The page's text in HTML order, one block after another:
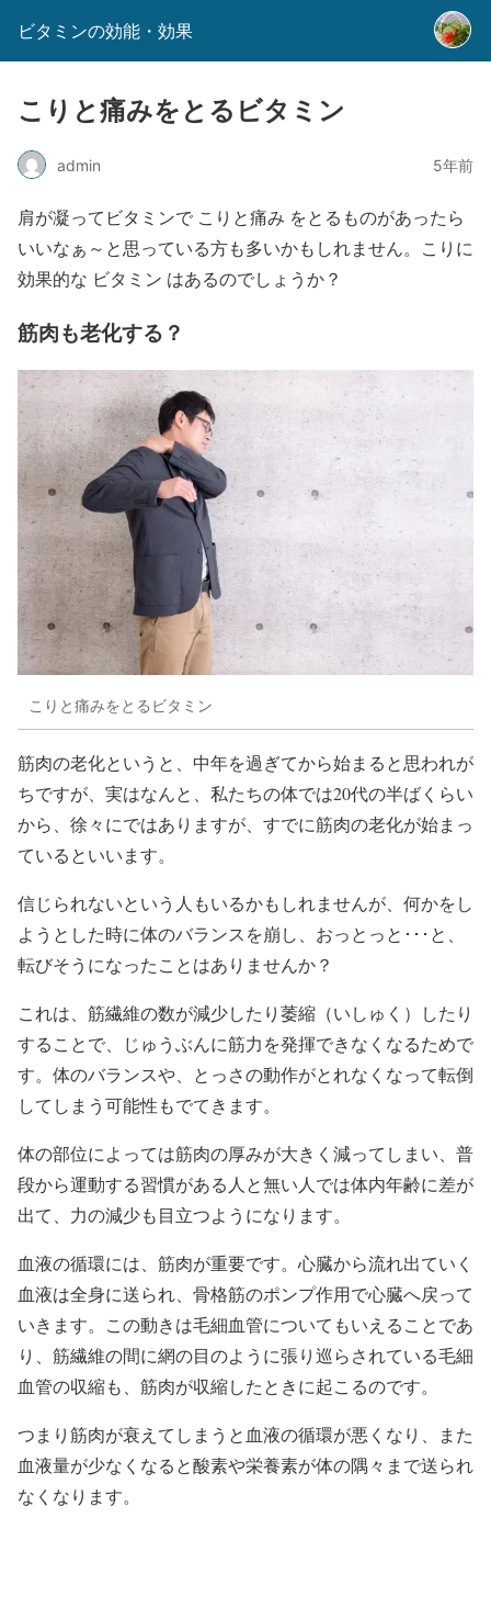
ビタミンの効能・効果
こりと痛みをとるビタミン
admin 5年前
肩が凝ってビタミンで こりと痛み をとるものがあったら
いいなぁ～と思っている方も多いかもしれません。こりに
効果的な ビタミン はあるのでしょうか？
筋肉も老化する？
こりと痛みをとるビタミン
筋肉の老化というと、中年を過ぎてから始まると思われが
ちですが、実はなんと、私たちの体では20代の半ばくらい
から、徐々にではありますが、すでに筋肉の老化が始まっ
ているといいます。
信じられないという人もいるかもしれませんが、何かをし
ようとした時に体のバランスを崩し、おっとっと･･･と、
転びそうになったことはありませんか？
これは、筋繊維の数が減少したり萎縮（いしゅく）したり
することで、じゅうぶんに筋力を発揮できなくなるためで
す。体のバランスや、とっさの動作がとれなくなって転倒
してしまう可能性もでてきます。
体の部位によっては筋肉の厚みが大きく減ってしまい、普
段から運動する習慣がある人と無い人では体内年齢に差が
出て、力の減少も目立つようになります。
血液の循環には、筋肉が重要です。心臓から流れ出ていく
血液は全身に送られ、骨格筋のポンプ作用で心臓へ戻って
いきます。この動きは毛細血管についてもいえることであ
り、筋繊維の間に網の目のように張り巡らされている毛細
血管の収縮も、筋肉が収縮したときに起こるのです。
つまり筋肉が衰えてしまうと血液の循環が悪くなり、また
血液量が少なくなると酸素や栄養素が体の隅々まで送られ
なくなります。